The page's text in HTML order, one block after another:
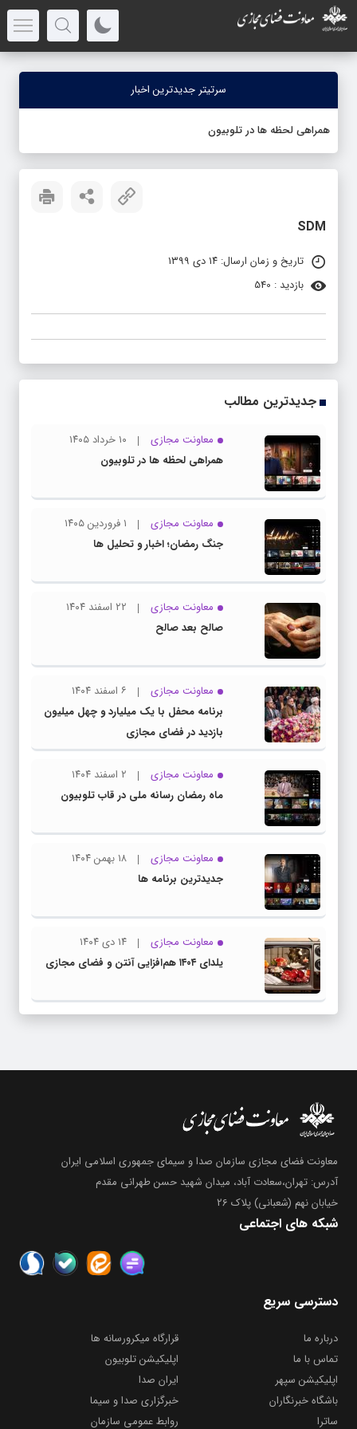
سرتیتر جدیدترین اخبار
همراهی لحظه ها در تلوبیون
SDM
تاریخ و زمان ارسال: ۱۴ دی ۱۳۹۹
بازدید : 540
جدیدترین مطالب
معاونت مجازی
۱۰ خرداد ۱۴۰۵
همراهی لحظه ها در تلوبیون
معاونت مجازی
۱ فروردین ۱۴۰۵
جنگ رمضان؛ اخبار و تحلیل ها
معاونت مجازی
۲۲ اسفند ۱۴۰۴
صالح بعد صالح
معاونت مجازی
۶ اسفند ۱۴۰۴
برنامه محفل با یک میلیارد و چهل میلیون
بازدید در فضای مجازی
معاونت مجازی
۲ اسفند ۱۴۰۴
ماه رمضان رسانه ملی در قاب تلوبیون
معاونت مجازی
۱۸ بهمن ۱۴۰۴
جدیدترین برنامه ها
معاونت مجازی
۱۴ دی ۱۴۰۴
یلدای ۱۴۰۴ هم‌افزایی آنتن و فضای مجازی
معاونت فضای مجازی سازمان صدا و سیمای جمهوری اسلامی ایران
آدرس: تهران،سعادت آباد، میدان شهید حسن طهرانی مقدم
خیابان نهم (شعبانی) پلاک 26
شبکه های اجتماعی
دسترسی سریع
درباره ما
قرارگاه میکرورسانه ها
تماس با ما
اپلیکیشن تلوبیون
اپلیکیشن سپهر
ایران صدا
باشگاه خبرنگاران
خبرگزاری صدا و سیما
ساترا
روابط عمومی سازمان